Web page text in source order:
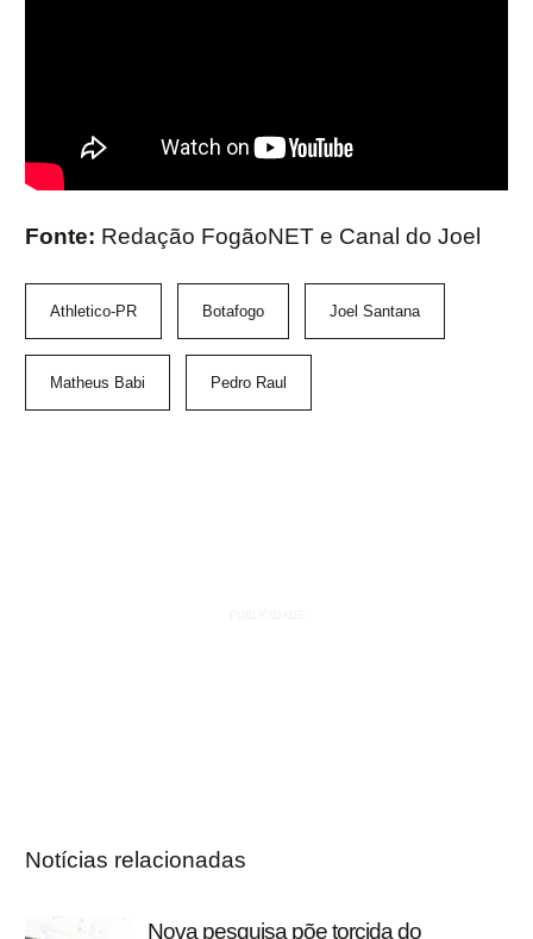
Fonte: Redação FogãoNET e Canal do Joel
Athletico-PR Botafogo Joel Santana
Matheus Babi Pedro Raul
Notícias relacionadas
Nova pesquisa põe torcida do